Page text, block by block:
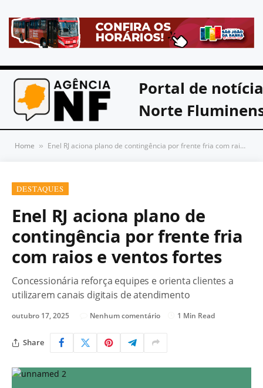
Portal de
Norte
Home » Enel RJ aciona plano de contingência por frente fria com raios e ventos fortes
DESTAQUES
Enel RJ aciona plano de
contingência por frente fria
com raios e ventos fortes
Concessionária reforça equipes e orienta clientes a
utilizarem canais digitais de atendimento
outubro 17, 2025 Nenhum comentário 1 Min Read
Share